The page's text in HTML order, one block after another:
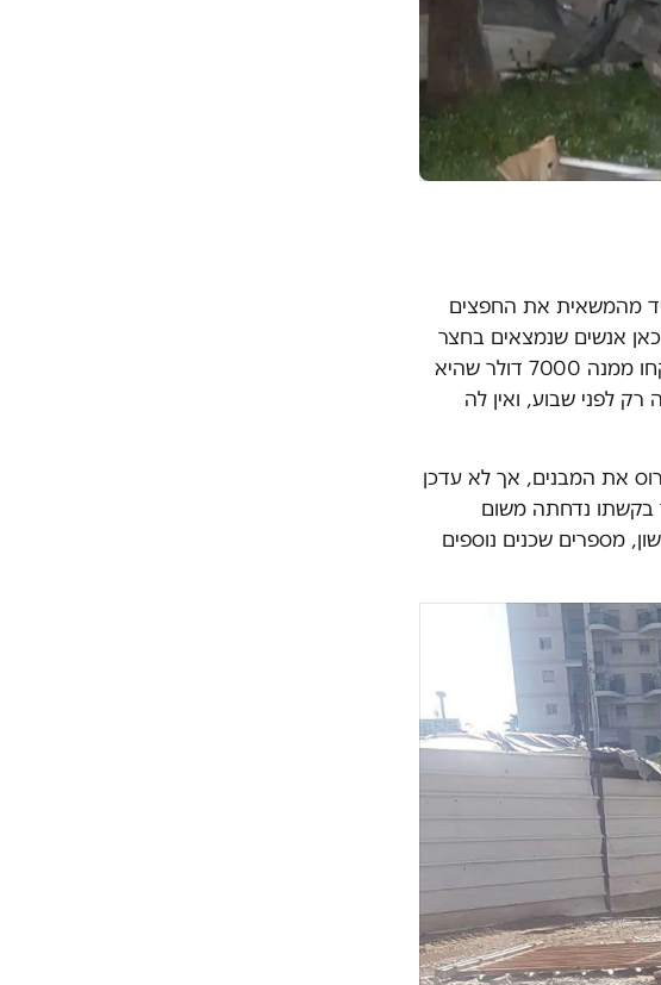
אחד החברים שלי עוד הספיק בדקה ה-90 להוריד מהמשאית את החפצים
אנשים שנמצאים בחצר
ואין להם לאן ללכת. אחת הדיירות שהגיעה מניגריה סיפרה שנלקחו ממנה 7000 דולר שהיא
לפני שבוע, ואין לה
את המבנים, אך לא עדכן
בקשתו נדחתה משום
מספרים שכנים נוספים